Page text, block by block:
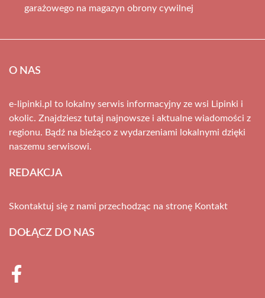
garażowego na magazyn obrony cywilnej
O NAS
e-lipinki.pl to lokalny serwis informacyjny ze wsi Lipinki i
okolic. Znajdziesz tutaj najnowsze i aktualne wiadomości z
regionu. Bądź na bieżąco z wydarzeniami lokalnymi dzięki
naszemu serwisowi.
REDAKCJA
Skontaktuj się z nami przechodząc na stronę Kontakt
DOŁĄCZ DO NAS